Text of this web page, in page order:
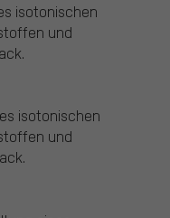
isotonischen
und
isotonischen
und